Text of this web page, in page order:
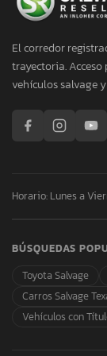
El corredor
trayectoria.
vehículos salvage
Horario: Lunes a
BÚSQUEDAS
Toyota Salvage
Carros Salvage
Vehículos con